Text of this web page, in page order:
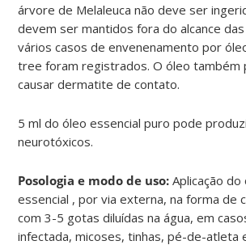
árvore de Melaleuca não deve ser
devem ser mantidos fora do alcance das
vários casos de envenenamento por
tree foram registrados. O óleo também
causar dermatite de contato.
5 ml do óleo essencial puro pode
neurotóxicos.
Posologia e modo de uso: Aplicação do
essencial , por via externa, na forma de
com 3-5 gotas diluídas na água, em
infectada, micoses, tinhas, pé-de-atleta